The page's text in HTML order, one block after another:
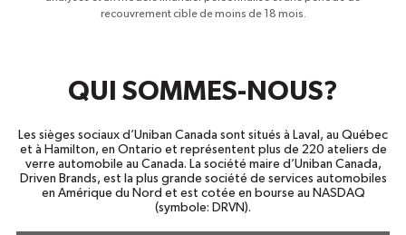
recouvrement cible de moins de 18 mois.
QUI SOMMES-NOUS?
Les sièges sociaux d’Uniban Canada sont situés à Laval, au Québec
et à Hamilton, en Ontario et représentent plus de 220 ateliers de
verre automobile au Canada. La société maire d’Uniban Canada,
Driven Brands, est la plus grande société de services automobiles
en Amérique du Nord et est cotée en bourse au NASDAQ
(symbole: DRVN).